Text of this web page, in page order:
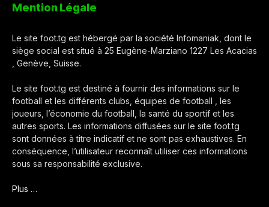
Mention Légale
Le site foot.tg est hébergé par la société Infomaniak, dont le
siège social est situé à 25 Eugène-Marziano 1227 Les Acacias
, Genève, Suisse.
Le site foot.tg est destiné à fournir des informations sur le
football et les différents clubs, équipes de football , les
joueurs, l’économie du football, la santé du sportif et les
autres sports. Les informations diffusées sur le site foot.tg
sont données à titre indicatif et ne sont pas exhaustives. En
conséquence, l’utilisateur reconnaît utiliser ces informations
sous sa responsabilité exclusive.
Plus …